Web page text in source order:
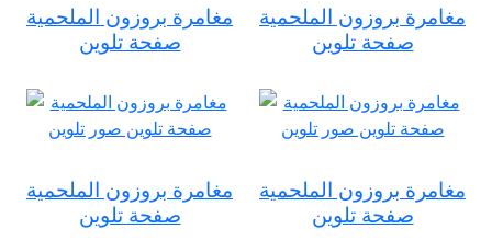
مغامرة بروزون الملحمية
صفحة تلوين
مغامرة بروزون الملحمية
صفحة تلوين
مغامرة بروزون الملحمية
صفحة تلوين
مغامرة بروزون الملحمية
صفحة تلوين